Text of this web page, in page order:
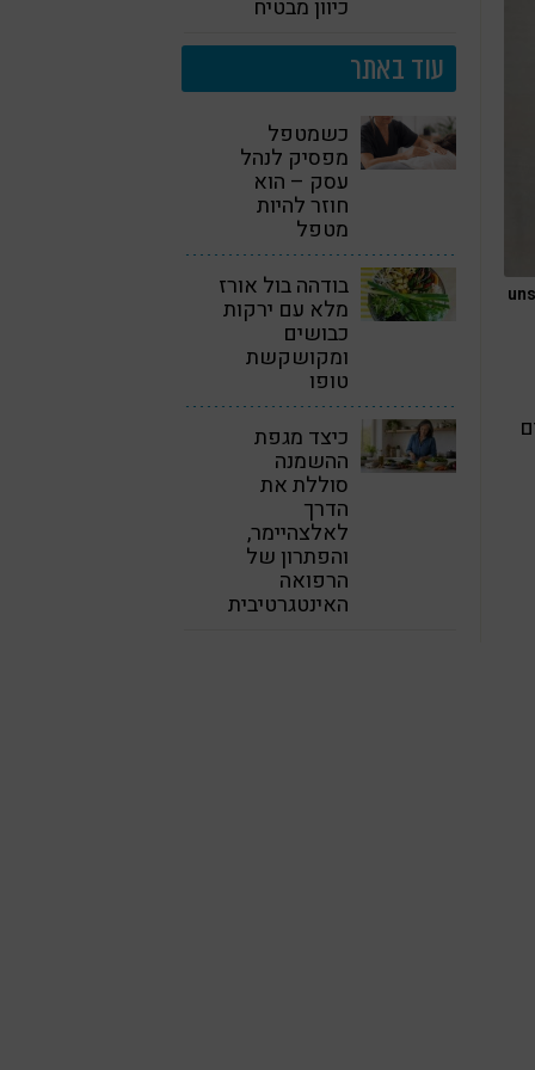
כיוון מבטיח
עוד באתר
כשמטפל
מפסיק לנהל
עסק – הוא
חוזר להיות
מטפל
בודהה בול אורז
מלא עם ירקות
כבושים
ומקושקשת
טופו
כיצד מגפת
ההשמנה
סוללת את
הדרך
לאלצהיימר,
והפתרון של
הרפואה
האינטגרטיבית